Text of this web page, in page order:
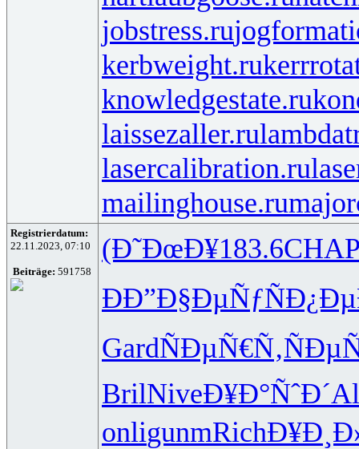
jobstress.ru
kerbweight.ru
knowledgestate.ru
laissezaller.ru
lasercalibration.ru
mailinghouse.ru
Registrierdatum:
22.11.2023, 07:10
Beiträge: 591758
(Ð˜ÐœÐ¥183.6
ÐÐ”Ð§ÐµÑƒÑÐ¿Ðµ
GardÑÐµÑ€Ñ‚
BrilNiveÐ¥Ð°ÑˆÐ´
onligunmRich